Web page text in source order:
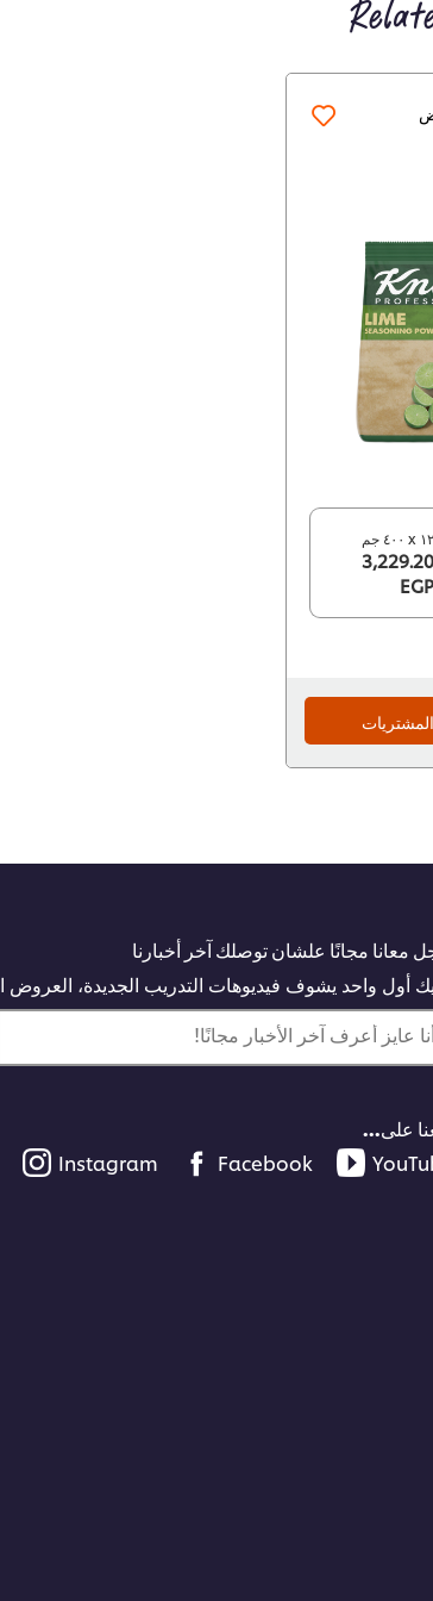
١٢ x ٤٠٠ جم
3,229.20
EGP
معانا مجانًا علشان توصلك آخر أخبارنا
أول واحد يشوف فيديوهات التدريب الجديدة، العروض
عايز أعرف آخر الأخبار مجانًا!
على...
Facebook
Instagram